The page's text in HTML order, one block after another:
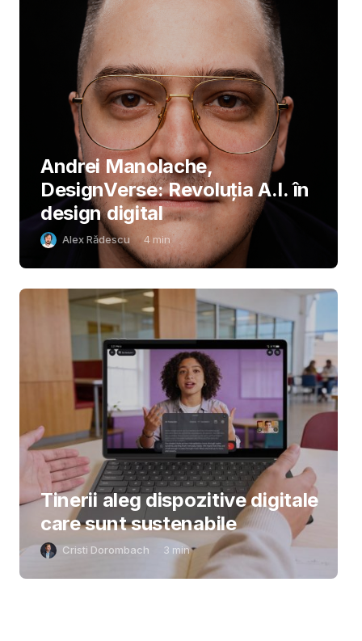
Andrei Manolache,
DesignVerse: Revoluția A.I. în
design digital
Alex Rădescu 4 min
Tinerii aleg dispozitive digitale
care sunt sustenabile
Cristi Dorombach 3 min